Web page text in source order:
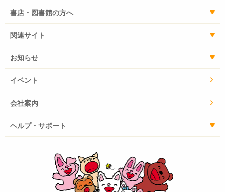
書店・図書館の方へ
関連サイト
お知らせ
イベント
会社案内
ヘルプ・サポート